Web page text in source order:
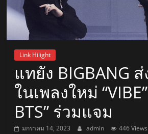
Link Hilight
แทยัง BIGBANG ส่
ในเพลงใหม่
BTS” ร่วมแจม
มกราคม 14, 2023 admin 446 Views